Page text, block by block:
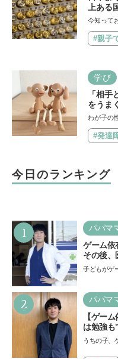
上ある
今知って
#親子
学び
「相
をうま
「性」
聞いた
わが子の
#発達
今日のランキング
1 パパマ
ゲーム依
その後、
「ゲーム
子どもがゲ
い…
2 パパマ
【ゲー
は勉強も
師・阿
うちの子、